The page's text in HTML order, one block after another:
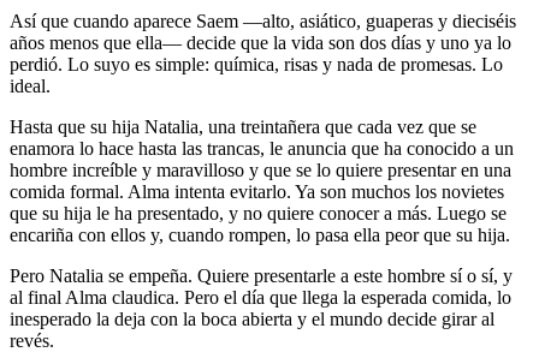
Así que cuando aparece Saem —alto, asiático, guaperas y dieciséis
años menos que ella— decide que la vida son dos días y uno ya lo
perdió. Lo suyo es simple: química, risas y nada de promesas. Lo
ideal.
Hasta que su hija Natalia, una treintañera que cada vez que se
enamora lo hace hasta las trancas, le anuncia que ha conocido a un
hombre increíble y maravilloso y que se lo quiere presentar en una
comida formal. Alma intenta evitarlo. Ya son muchos los novietes
que su hija le ha presentado, y no quiere conocer a más. Luego se
encariña con ellos y, cuando rompen, lo pasa ella peor que su hija.
Pero Natalia se empeña. Quiere presentarle a este hombre sí o sí, y
al final Alma claudica. Pero el día que llega la esperada comida, lo
inesperado la deja con la boca abierta y el mundo decide girar al
revés.